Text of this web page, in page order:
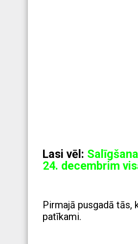
Lasi vēl:
24. decembrim
Pirmajā pusgadā tās,
patīkami.